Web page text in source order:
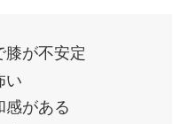
膝が不安定
い
感がある